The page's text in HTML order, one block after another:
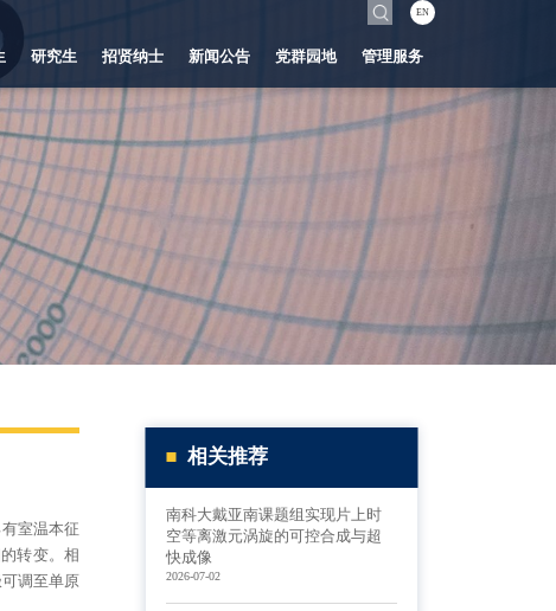
研究生 招贤纳士 新闻公告 党群园地 管理服务
EN
相关推荐
南科大戴亚南课题组实现片上时
空等离激元涡旋的可控合成与超
快成像
2026-07-02
室温本征
转变。相
调至单原